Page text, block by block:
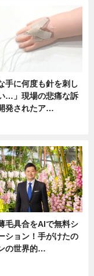
手に何度も針を刺し
…」現場の悲痛な訴
発されたア…
毛具合をAIで無料シ
ション！手がけたの
の世界的…